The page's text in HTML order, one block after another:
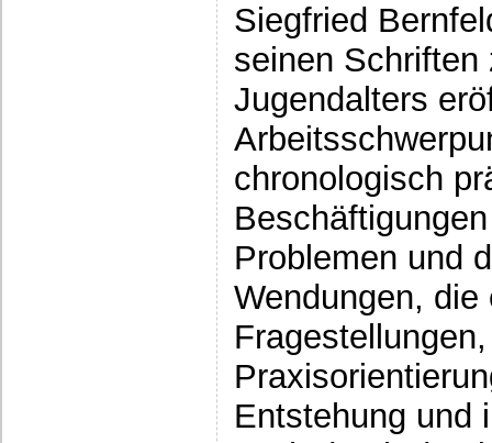
Siegfried
seinen Schriften
Jugendalters
chronologisch
Problemen und
Wendungen, die
Entstehung und